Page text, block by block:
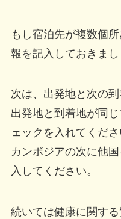
もし宿泊先が複数個
報を記入しておきまし
次は、出発地と次の到
出発地と到着地が同
ェックを入れてくださ
カンボジアの次に他
入してください。
続いては健康に関する